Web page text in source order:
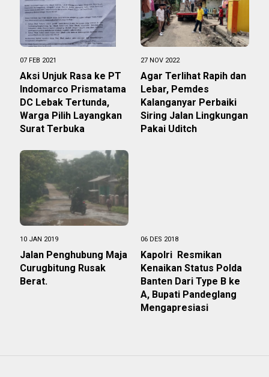
07 FEB 2021
Aksi Unjuk Rasa ke PT
Indomarco Prismatama
DC Lebak Tertunda,
Warga Pilih Layangkan
Surat Terbuka
27 NOV 2022
Agar Terlihat Rapih dan
Lebar, Pemdes
Kalanganyar Perbaiki
Siring Jalan Lingkungan
Pakai Uditch
10 JAN 2019
Jalan Penghubung Maja
Curugbitung Rusak
Berat.
06 DES 2018
Kapolri Resmikan
Kenaikan Status Polda
Banten Dari Type B ke
A, Bupati Pandeglang
Mengapresiasi